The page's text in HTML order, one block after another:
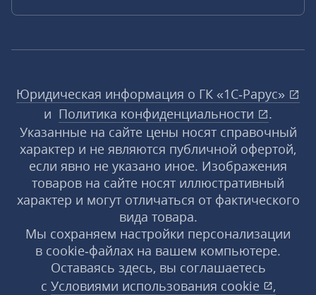
Юридическая информация о ГК «1С‑Рарус»
и Политика конфиденциальности
.
Указанные на сайте цены носят справочный
характер и не являются публичной офертой,
если явно не указано иное. Изображения
товаров на сайте носят иллюстративный
характер и могут отличаться от фактического
вида товара.
Мы сохраняем настройки персонализации
в cookie‑файлах на вашем компьютере.
Оставаясь здесь, вы соглашаетесь
с Условиями использования cookie
,